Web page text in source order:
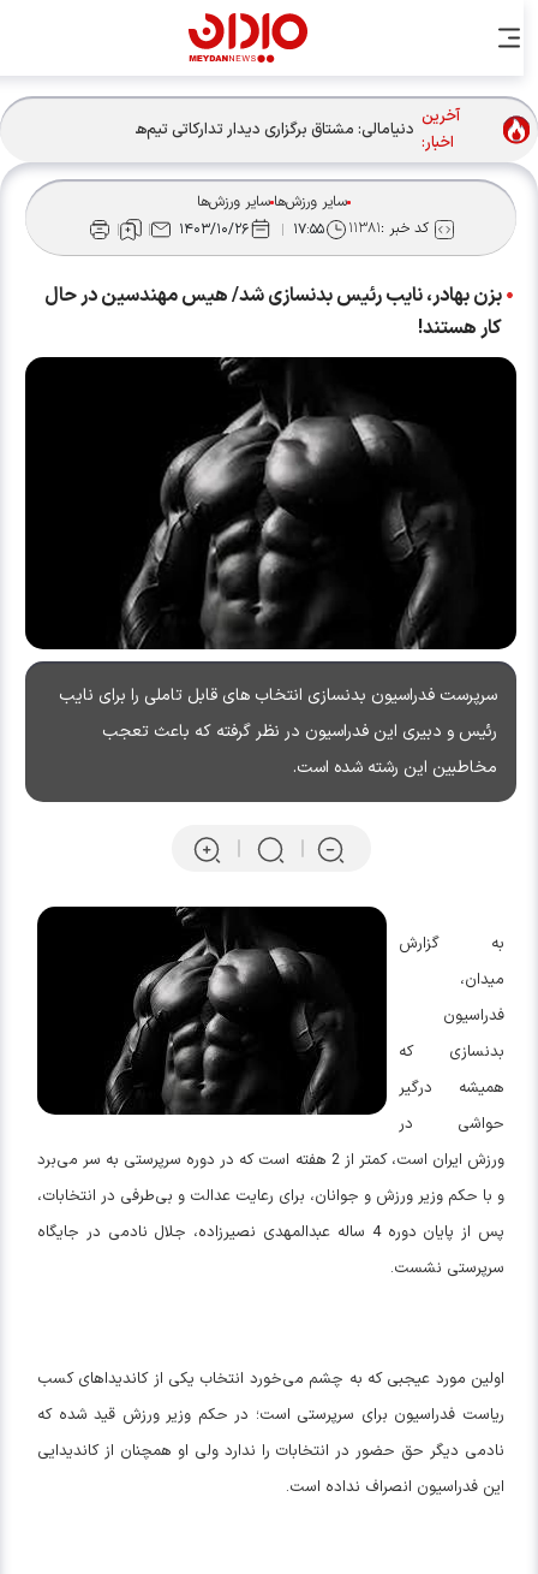
آخرین
اخبار:
دنیامالی: مشتاق برگزاری دیدار تدارکاتی تیم‌های ملی فوتبال ایران
و جمهوری‌آذربایجان هستیم + فیلم
سایر ورزش‌ها سایر ورزش‌ها
کد خبر :۱۱۳۸۱ ۱۷:۵۵ ۱۴۰۳/۱۰/۲۶
بزن بهادر، نایب رئیس بدنسازی شد/ هیس مهندسین در حال
کار هستند!
سرپرست فدراسیون بدنسازی انتخاب های قابل تاملی را برای نایب
رئیس و دبیری این فدراسیون در نظر گرفته که باعث تعجب
مخاطبین این رشته شده است.
به گزارش
میدان،
فدراسیون
بدنسازی که
همیشه درگیر
حواشی در
ورزش ایران است، کمتر از 2 هفته است که در دوره سرپرستی به سر می‌برد
و با حکم وزیر ورزش و جوانان، برای رعایت عدالت و بی‌طرفی در انتخابات،
پس از پایان دوره 4 ساله عبدالمهدی نصیرزاده، جلال نادمی در جایگاه
سرپرستی نشست.
اولین مورد عیجبی که به چشم می‌خورد انتخاب یکی از کاندیداهای کسب
ریاست فدراسیون برای سرپرستی است؛ در حکم وزیر ورزش قید شده که
نادمی دیگر حق حضور در انتخابات را ندارد ولی او همچنان از کاندیدایی
این فدراسیون انصراف نداده است.